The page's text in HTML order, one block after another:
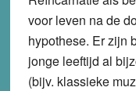
voor leven na de
hypothese. Er zijn
jonge leeftijd al
(bijv. klassieke